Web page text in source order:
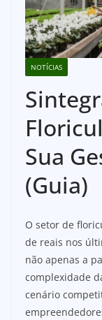
NOTÍCIAS
Sua
(Guia)
O setor de
de reais nos
não apenas a
complexidade
cenário